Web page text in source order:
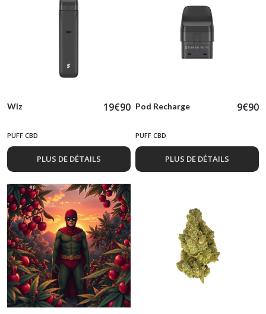
Wiz 19€90
PUFF CBD
PLUS DE DÉTAILS
Pod Recharge 9€90
PUFF CBD
PLUS DE DÉTAILS